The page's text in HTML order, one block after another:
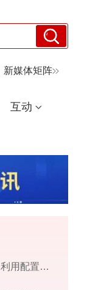
新媒体矩阵
互动
点工作完成